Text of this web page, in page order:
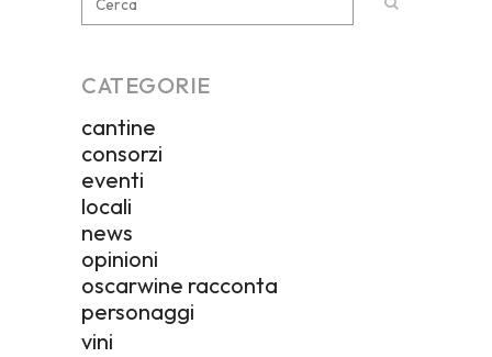
CATEGORIE
cantine
consorzi
eventi
locali
news
opinioni
oscarwine racconta
personaggi
vini